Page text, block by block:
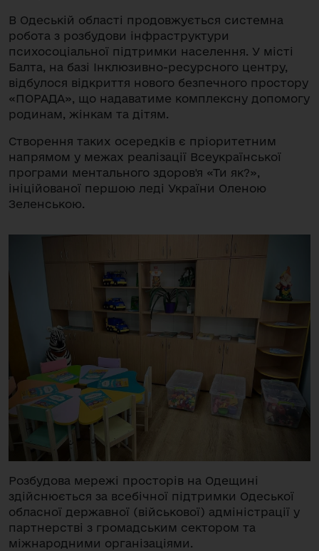
В Одеській області продовжується системна
робота з розбудови інфраструктури
психосоціальної підтримки населення. У місті
Балта, на базі Інклюзивно-ресурсного центру,
відбулося відкриття нового безпечного простору
«ПОРАДА», що надаватиме комплексну допомогу
родинам, жінкам та дітям.
Створення таких осередків є пріоритетним
напрямом у межах реалізації Всеукраїнської
програми ментального здоров'я «Ти як?»,
ініційованої першою леді України Оленою
Зеленською.
Розбудова мережі просторів на Одещині
здійснюється за всебічної підтримки Одеської
обласної державної (військової) адміністрації у
партнерстві з громадським сектором та
міжнародними організаціями.